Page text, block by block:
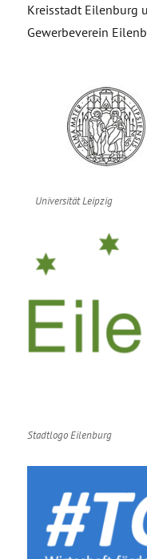
Kreisstadt Eilenburg
Gewerbeverein
Universität Leipzig
Stadtlogo Eilenburg